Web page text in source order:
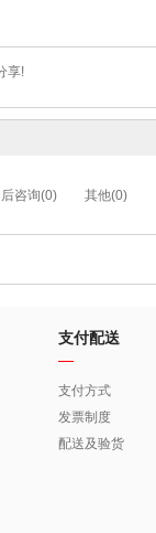
享!
咨询(0) 其他(0)
支付配送
支付方式
发票制度
配送及验货